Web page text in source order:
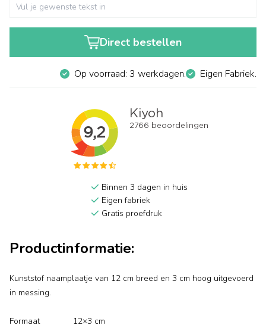
Direct bestellen
Op voorraad: 3 werkdagen. Eigen Fabriek.
Binnen 3 dagen in huis
Eigen fabriek
Gratis proefdruk
Productinformatie:
Kunststof naamplaatje van 12 cm breed en 3 cm hoog uitgevoerd
in messing.
Formaat 12×3 cm